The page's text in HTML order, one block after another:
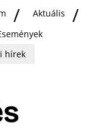
Aktuális
hírek